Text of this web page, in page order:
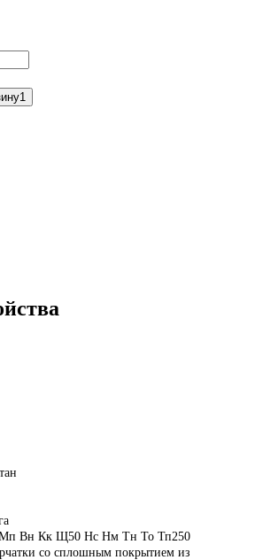
1
Мп Вн Кк Щ50 Нс Нм Тн То Тп250
со сплошным покрытием из